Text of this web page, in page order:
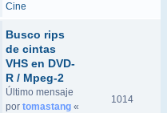
Cine
Busco rips
de cintas
VHS en DVD-
R / Mpeg-2
Último mensaje
por tomastang «
1014